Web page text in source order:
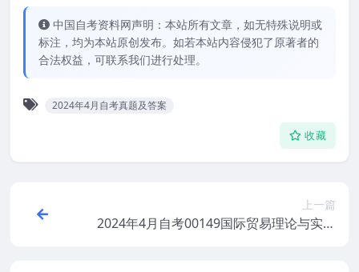
中国自考资料网声明：本站所有文章，如无特殊说明或
标注，均为本站原创发布。如若本站内容侵犯了原著者的
合法权益，可联系我们进行处理。
2024年4月自考真题及答案
收藏
上一篇
2024年4月自考00149国际贸易理论与实务